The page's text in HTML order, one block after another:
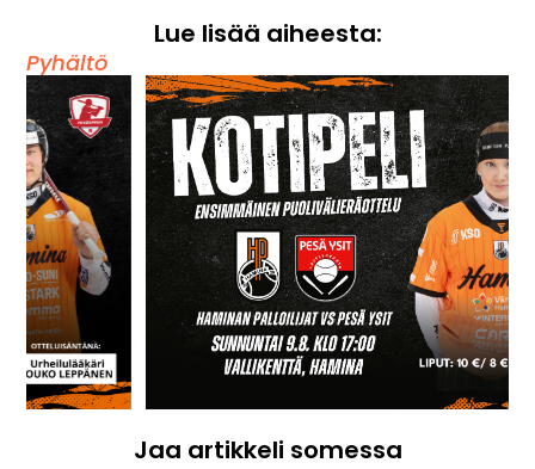
Lue lisää aiheesta:
Pyhältö
Jaa artikkeli somessa